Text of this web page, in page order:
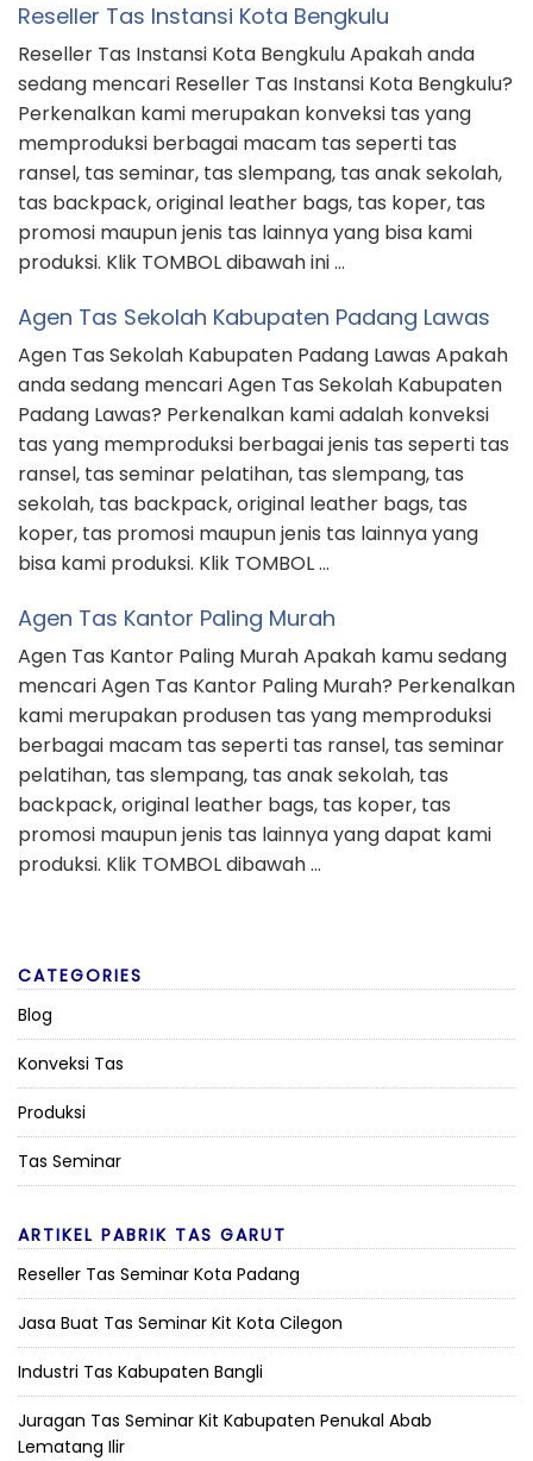
Reseller Tas Instansi Kota Bengkulu
Reseller Tas Instansi Kota Bengkulu Apakah anda
sedang mencari Reseller Tas Instansi Kota Bengkulu?
Perkenalkan kami merupakan konveksi tas yang
memproduksi berbagai macam tas seperti tas
ransel, tas seminar, tas slempang, tas anak sekolah,
tas backpack, original leather bags, tas koper, tas
promosi maupun jenis tas lainnya yang bisa kami
produksi. Klik TOMBOL dibawah ini …
Agen Tas Sekolah Kabupaten Padang Lawas
Agen Tas Sekolah Kabupaten Padang Lawas Apakah
anda sedang mencari Agen Tas Sekolah Kabupaten
Padang Lawas? Perkenalkan kami adalah konveksi
tas yang memproduksi berbagai jenis tas seperti tas
ransel, tas seminar pelatihan, tas slempang, tas
sekolah, tas backpack, original leather bags, tas
koper, tas promosi maupun jenis tas lainnya yang
bisa kami produksi. Klik TOMBOL …
Agen Tas Kantor Paling Murah
Agen Tas Kantor Paling Murah Apakah kamu sedang
mencari Agen Tas Kantor Paling Murah? Perkenalkan
kami merupakan produsen tas yang memproduksi
berbagai macam tas seperti tas ransel, tas seminar
pelatihan, tas slempang, tas anak sekolah, tas
backpack, original leather bags, tas koper, tas
promosi maupun jenis tas lainnya yang dapat kami
produksi. Klik TOMBOL dibawah …
CATEGORIES
Blog
Konveksi Tas
Produksi
Tas Seminar
ARTIKEL PABRIK TAS GARUT
Reseller Tas Seminar Kota Padang
Jasa Buat Tas Seminar Kit Kota Cilegon
Industri Tas Kabupaten Bangli
Juragan Tas Seminar Kit Kabupaten Penukal Abab
Lematang Ilir